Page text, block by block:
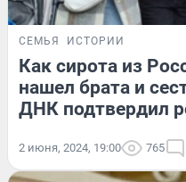
СЕМЬЯ ИСТОРИИ
Как сирота из
нашел брата и
ДНК подтвердил
2 июня, 2024, 19:00 765